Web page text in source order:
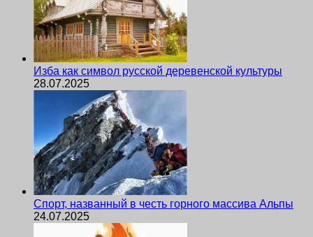
Изба как символ русской деревенской культуры
28.07.2025
Спорт, названный в честь горного массива Альпы
24.07.2025